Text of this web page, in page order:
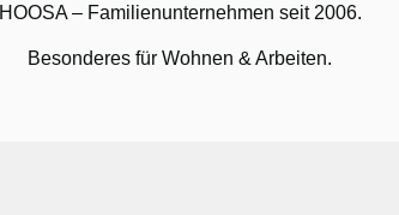
HOOSA – Familienunternehmen seit 2006.
Besonderes für Wohnen & Arbeiten.